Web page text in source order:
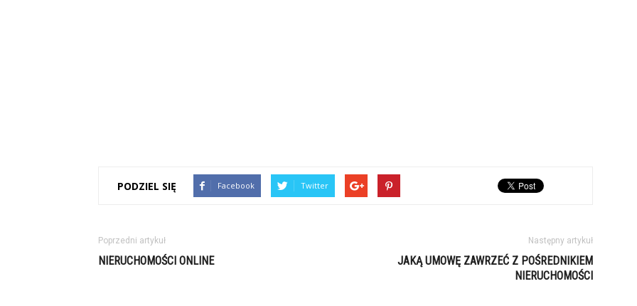
PODZIEL SIĘ Facebook Twitter
Poprzedni artykuł
NIERUCHOMOŚCI ONLINE
Następny artykuł
JAKĄ UMOWĘ ZAWRZEĆ Z POŚREDNIKIEM
NIERUCHOMOŚCI